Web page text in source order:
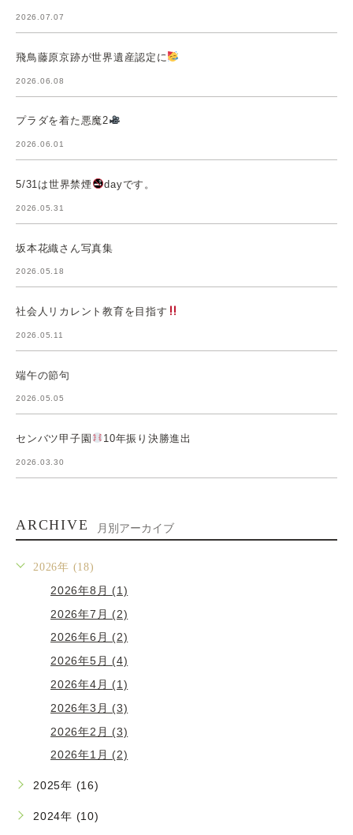
2026.07.07
飛鳥藤原京跡が世界遺産認定に
2026.06.08
プラダを着た悪魔2
2026.06.01
5/31は世界禁煙 dayです。
2026.05.31
坂本花織さん写真集
2026.05.18
社会人リカレント教育を目指す
2026.05.11
端午の節句
2026.05.05
センバツ甲子園 10年振り決勝進出
2026.03.30
ARCHIVE 月別アーカイブ
2026年 (18)
2026年8月 (1)
2026年7月 (2)
2026年6月 (2)
2026年5月 (4)
2026年4月 (1)
2026年3月 (3)
2026年2月 (3)
2026年1月 (2)
2025年 (16)
2024年 (10)